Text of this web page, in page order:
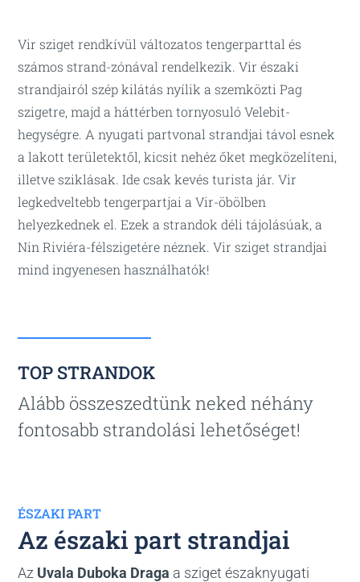
Vir sziget rendkívül változatos tengerparttal és
számos strand-zónával rendelkezik. Vir északi
strandjairól szép kilátás nyílik a szemközti Pag
szigetre, majd a háttérben tornyosuló Velebit-
hegységre. A nyugati partvonal strandjai távol esnek
a lakott területektől, kicsit nehéz őket megközelíteni,
illetve sziklásak. Ide csak kevés turista jár. Vir
legkedveltebb tengerpartjai a Vir-öbölben
helyezkednek el. Ezek a strandok déli tájolásúak, a
Nin Riviéra-félszigetére néznek. Vir sziget strandjai
mind ingyenesen használhatók!
TOP STRANDOK
Alább összeszedtünk neked néhány
fontosabb strandolási lehetőséget!
ÉSZAKI PART
Az északi part strandjai
Az Uvala Duboka Draga a sziget északnyugati